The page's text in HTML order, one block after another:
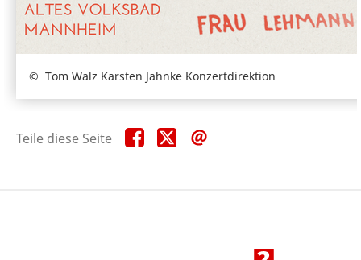
Tom Walz Karsten Jahnke Konzertdirektion
Teile diese Seite Teile
diese
Teile
diese